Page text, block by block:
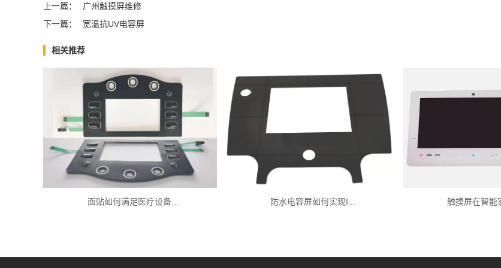
上一篇：
广州触摸屏维修
下一篇：
宽温抗UV电容屏
相关推荐
面贴如何满足医疗设备... 防水电容屏如何实现I... 触摸屏在智能